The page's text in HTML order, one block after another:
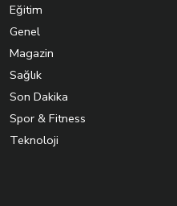
Eğitim
Genel
Magazin
Sağlık
Son Dakika
Spor & Fitness
Teknoloji